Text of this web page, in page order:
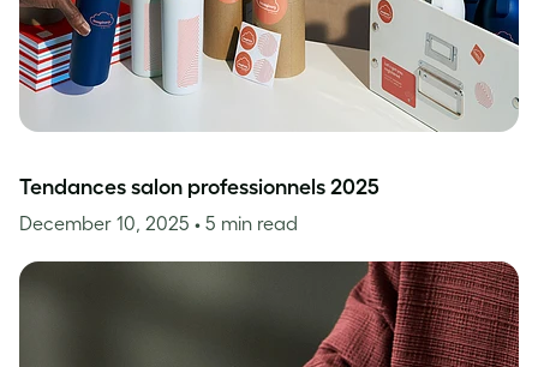
Tendances salon professionnels 2025
December 10, 2025 • 5 min read